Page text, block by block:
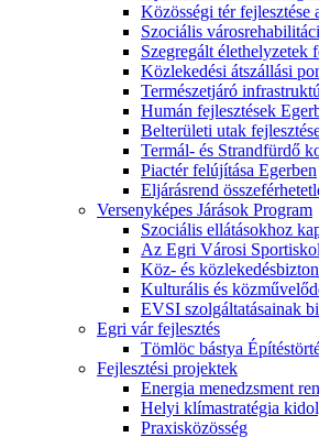
Közösségi tér fejlesztése
Szociális
Szegregált élethelyzetek
Közlekedési átszállási
Természetjáró
Humán fejlesztések
Belterületi utak
Termál- és Strandfürdő
Piactér felújítása Egerben
Eljárásrend
Versenyképes Járások Program
Szociális ellátásokhoz
Az Egri Városi
Köz- és
Kulturális és
EVSI szolgáltatásainak
Egri vár fejlesztés
Tömlöc bástya
Fejlesztési projektek
Energia menedzsment
Helyi klímastratégia
Praxisközösség